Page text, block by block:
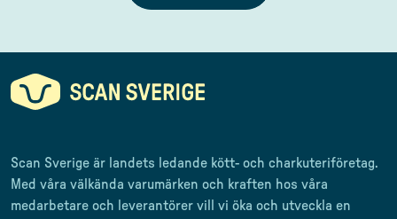
Scan Sverige är landets ledande kött- och charkuteriföretag.
Med våra välkända varumärken och kraften hos våra
medarbetare och leverantörer vill vi öka och utveckla en